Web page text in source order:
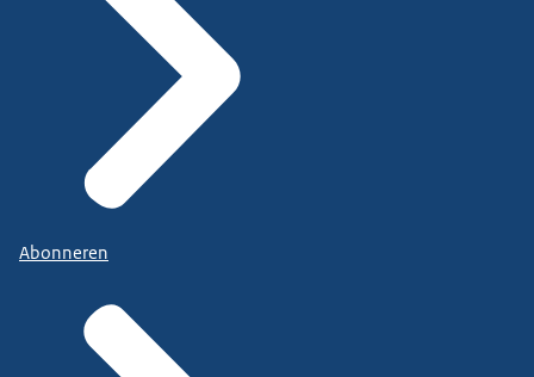
Abonneren